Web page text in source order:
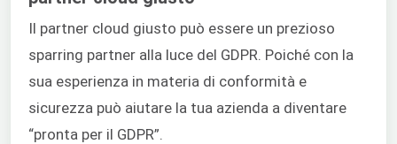
Il partner cloud giusto può essere un prezioso
sparring partner alla luce del GDPR. Poiché con la
sua esperienza in materia di conformità e
sicurezza può aiutare la tua azienda a diventare
“pronta per il GDPR”.